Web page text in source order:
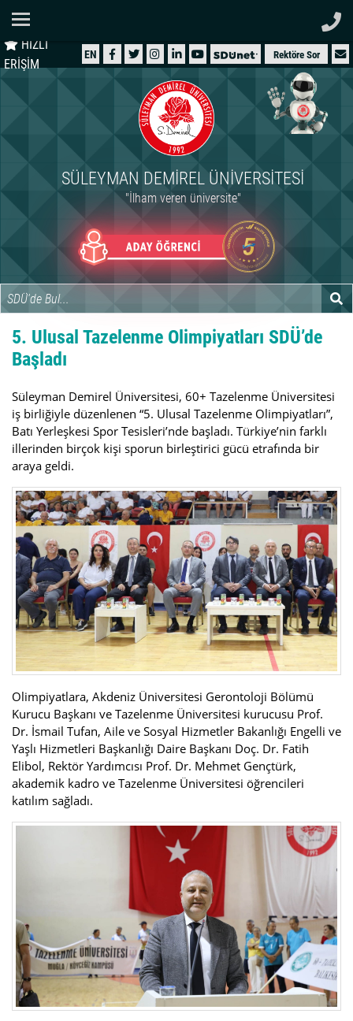
HIZLI
ERİŞİM
EN Rektöre Sor
SÜLEYMAN DEMIREL ÜNIVERSITESI
"İlham veren üniversite"
ÜNİVERSİTEMİZ
İDARİ
ARAŞTIRMA
INTERNATIONAL
5. Ulusal Tazelenme Olimpiyatları SDÜ’de
Başladı
Süleyman Demirel Üniversitesi, 60+ Tazelenme Üniversitesi
iş birliğiyle düzenlenen “5. Ulusal Tazelenme Olimpiyatları”,
Batı Yerleşkesi Spor Tesisleri’nde başladı. Türkiye’nin farklı
illerinden birçok kişi sporun birleştirici gücü etrafında bir
araya geldi.
Olimpiyatlara, Akdeniz Üniversitesi Gerontoloji Bölümü
Kurucu Başkanı ve Tazelenme Üniversitesi kurucusu Prof.
Dr. İsmail Tufan, Aile ve Sosyal Hizmetler Bakanlığı Engelli ve
Yaşlı Hizmetleri Başkanlığı Daire Başkanı Doç. Dr. Fatih
Elibol, Rektör Yardımcısı Prof. Dr. Mehmet Gençtürk,
akademik kadro ve Tazelenme Üniversitesi öğrencileri
katılım sağladı.